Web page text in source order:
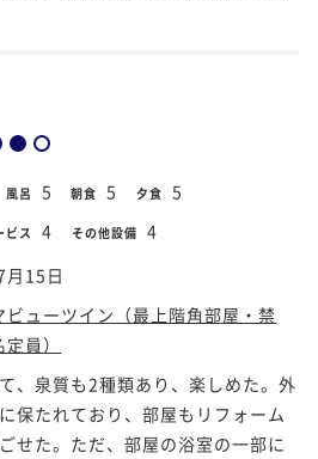
風呂 5 朝食 5 夕食 5
ビス 4 その他設備 4
15日
ビューツイン（最上階角部屋・禁
員）
、泉質も2種類あり、楽しめた。外
保たれており、部屋もリフォーム
せた。ただ、部屋の浴室の一部に